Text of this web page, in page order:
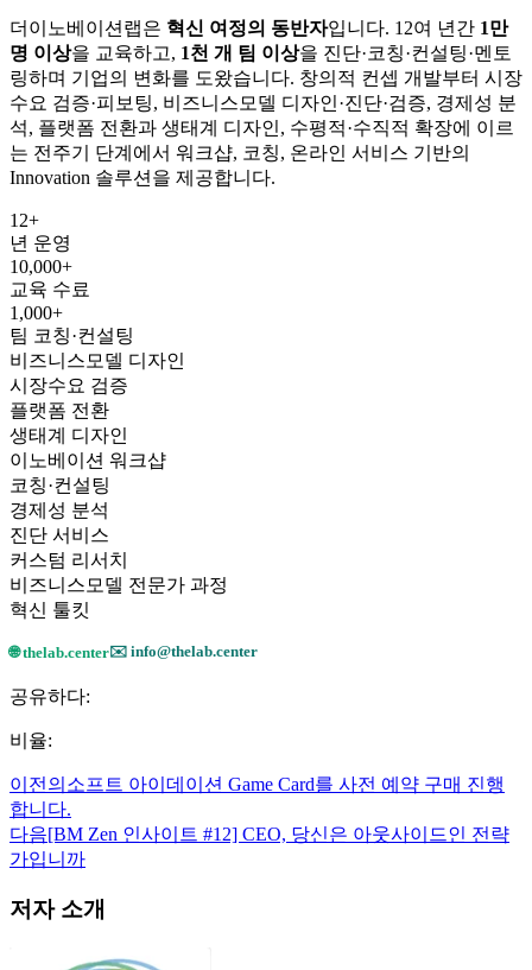
더이노베이션랩은 혁신 여정의 동반자입니다. 12여 년간 1만
명 이상을 교육하고, 1천 개 팀 이상을 진단·코칭·컨설팅·멘토
링하며 기업의 변화를 도왔습니다. 창의적 컨셉 개발부터 시장
수요 검증·피보팅, 비즈니스모델 디자인·진단·검증, 경제성 분
석, 플랫폼 전환과 생태계 디자인, 수평적·수직적 확장에 이르
는 전주기 단계에서 워크샵, 코칭, 온라인 서비스 기반의
Innovation 솔루션을 제공합니다.
12+
년 운영
10,000+
교육 수료
1,000+
팀 코칭·컨설팅
비즈니스모델 디자인
시장수요 검증
플랫폼 전환
생태계 디자인
이노베이션 워크샵
코칭·컨설팅
경제성 분석
진단 서비스
커스텀 리서치
비즈니스모델 전문가 과정
혁신 툴킷
🌐 thelab.center✉️ info@thelab.center
공유하다:
비율:
이전의 소프트 아이데이션 Game Card를 사전 예약 구매 진행
합니다.
다음[BM Zen 인사이트 #12] CEO, 당신은 아웃사이드인 전략
가입니까
저자 소개